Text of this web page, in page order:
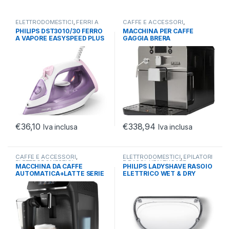
ELETTRODOMESTICI FERRI A
VAPORE ,STIRO
PHILIPS DST3010/30 FERRO
A VAPORE EASYSPEED PLUS
CONTINUO 30 CERAMIC
€36,10 Iva inclusa
CAFFE E ACCESSORI
ELETTRODOMESTICI,
MACCHINE AUTOMATICHE
MACCHINA PER CAFFE
GAGGIA BRERA
AUTOMATICA RI9305/11
€338,94 Iva inclusa
CAFFE E ACCESSORI,
ELETTRODOMESTICI,
MACCHINE AUTOMATICHE
MACCHINA DA CAFFE
AUTOMATICA+LATTE SERIE
2200 CHICCHI CON
LATTEGO
ELETTRODOMESTICI, EPILATORI
E RASOI, HEALTHCARE
PHILIPS LADYSHAVE RASOIO
ELETTRICO WET & DRY